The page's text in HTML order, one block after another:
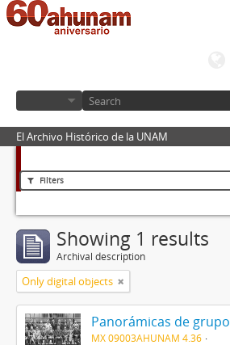
El Archivo Histórico de la UNAM
Filters
Showing 1 results
Archival description
Only digital objects
Panorámicas de grupo
MX 09003AHUNAM 4.36